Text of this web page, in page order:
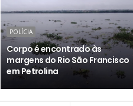
POLÍCIA
Corpo é encontrado às
margens do Rio São Francisco
em Petrolina